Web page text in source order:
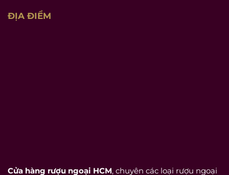
ĐỊA ĐIỂM
Cửa hàng rượu ngoại HCM, chuyên các loại rượu ngoại